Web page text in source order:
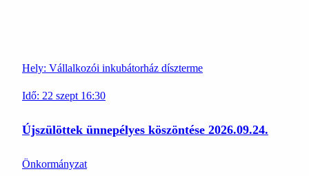
Hely: Vállalkozói inkubátorház díszterme
Idő: 22 szept 16:30
Újszülöttek ünnepélyes köszöntése 2026.09.24.
Önkormányzat